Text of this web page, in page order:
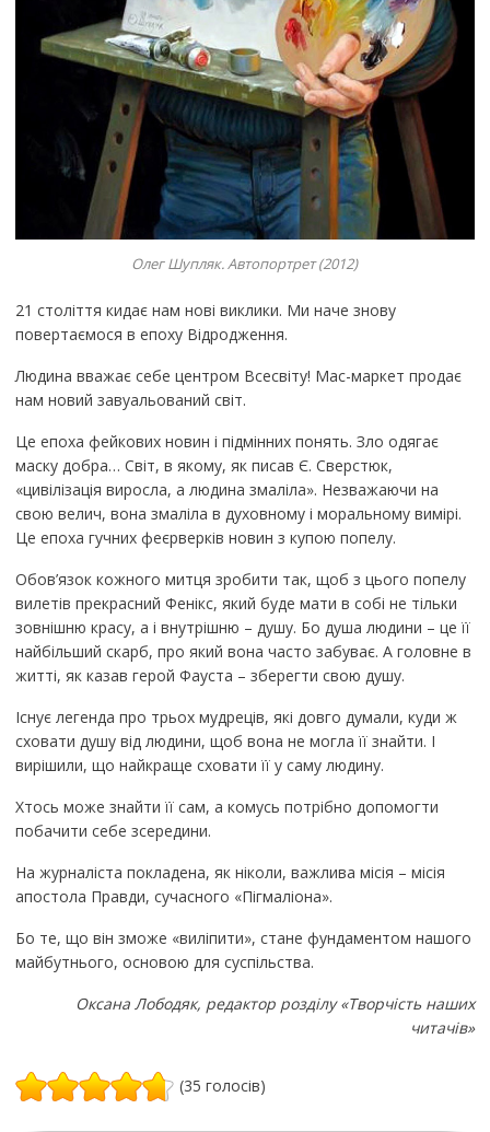
Олег Шупляк. Автопортрет (2012)
21 століття кидає нам нові виклики. Ми наче знову
повертаємося в епоху Відродження.
Людина вважає себе центром Всесвіту! Мас-маркет продає
нам новий завуальований світ.
Це епоха фейкових новин і підмінних понять. Зло одягає
маску добра… Світ, в якому, як писав Є. Сверстюк,
«цивілізація виросла, а людина змаліла». Незважаючи на
свою велич, вона змаліла в духовному і моральному вимірі.
Це епоха гучних феєрверків новин з купою попелу.
Обов’язок кожного митця зробити так, щоб з цього попелу
вилетів прекрасний Фенікс, який буде мати в собі не тільки
зовнішню красу, а і внутрішню – душу. Бо душа людини – це її
найбільший скарб, про який вона часто забуває. А головне в
житті, як казав герой Фауста – зберегти свою душу.
Існує легенда про трьох мудреців, які довго думали, куди ж
сховати душу від людини, щоб вона не могла її знайти. І
вирішили, що найкраще сховати її у саму людину.
Хтось може знайти її сам, а комусь потрібно допомогти
побачити себе зсередини.
На журналіста покладена, як ніколи, важлива місія – місія
апостола Правди, сучасного «Пігмаліона».
Бо те, що він зможе «виліпити», стане фундаментом нашого
майбутнього, основою для суспільства.
Оксана Лободяк, редактор розділу «Творчість наших
читачів»
(35 голосів)